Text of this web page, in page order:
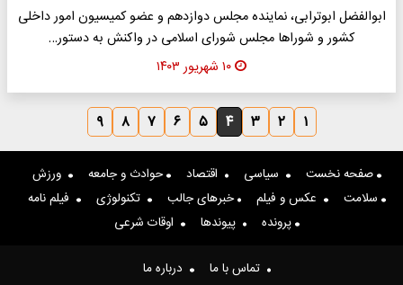
ابوالفضل ابوترابی، نماینده مجلس دوازدهم و عضو کمیسیون امور داخلی
کشور و شوراها مجلس شورای اسلامی در واکنش به دستور…
۱۰ شهریور ۱۴۰۳
۱ ۲ ۳ ۴ ۵ ۶ ۷ ۸ ۹
صفحه نخست سیاسی اقتصاد حوادث و جامعه
ورزش
سلامت
عکس و فیلم خبرهای جالب تکنولوژی
فیلم نامه
پرونده
پیوندها اوقات شرعی
تماس با ما درباره ما